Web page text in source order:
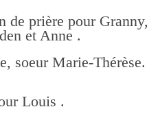
de prière pour Granny,
et Anne .
soeur Marie-Thérèse.
Louis .